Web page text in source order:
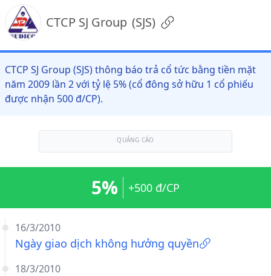
CTCP SJ Group (SJS)
CTCP SJ Group (SJS) thông báo trả cổ tức bằng tiền mặt
năm 2009 lần 2 với tỷ lệ 5% (cổ đông sở hữu 1 cổ phiếu
được nhận 500 đ/CP).
QUẢNG CÁO
16/3/2010
Ngày giao dịch không hưởng quyền
18/3/2010
5% +500 đ/CP